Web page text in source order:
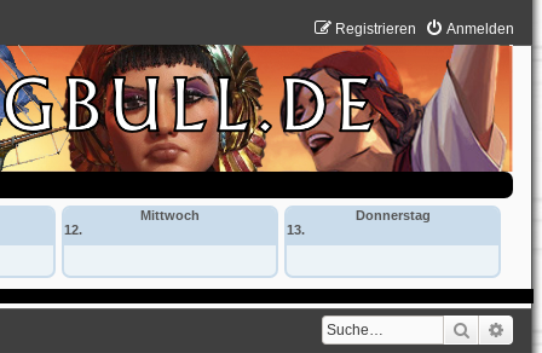
Anmelden
Registrieren
Mittwoch
12.
Donnerstag
13.
Suche